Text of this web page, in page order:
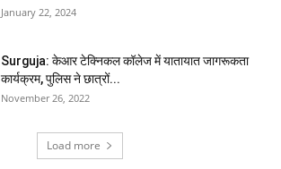
January 22, 2024
Surguja: केआर टेक्निकल कॉलेज में यातायात जागरूकता
कार्यक्रम, पुलिस ने छात्रों...
November 26, 2022
Load more